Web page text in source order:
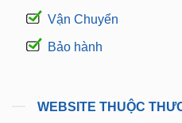
Vận Chuyển
Bảo hành
WEBSITE THUỘC